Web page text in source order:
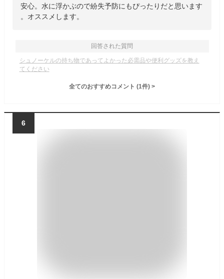
安心。水に浮かぶので紛失予防にもぴったりだと思います
。オススメします。
回答された質問
シュノーケルの持ち物であってよかった必需品や便利グッズを教え
てください
全てのおすすめコメント (1件) >
6